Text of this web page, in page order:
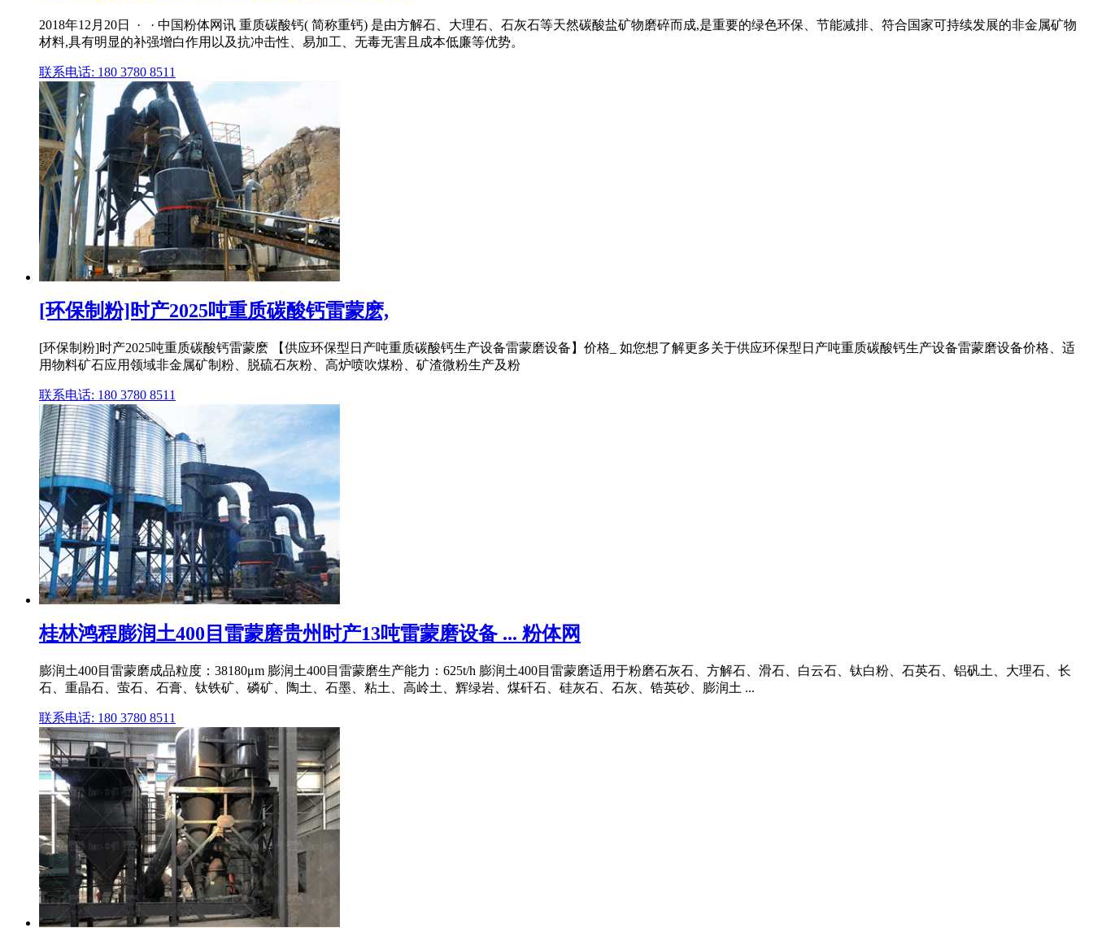
2018年12月20日 · · 中国粉体网讯 重质碳酸钙( 简称重钙) 是由方解石、大理石、石灰石等天然碳酸盐矿物磨碎而成,是重要的绿色环保、节能减排、符合国家可持续发展的非金属矿物
材料,具有明显的补强增白作用以及抗冲击性、易加工、无毒无害且成本低廉等优势。
联系电话: 180 3780 8511
[环保制粉]时产2025吨重质碳酸钙雷蒙麽,
[环保制粉]时产2025吨重质碳酸钙雷蒙麽 【供应环保型日产吨重质碳酸钙生产设备雷蒙磨设备】价格_ 如您想了解更多关于供应环保型日产吨重质碳酸钙生产设备雷蒙磨设备价格、适
用物料矿石应用领域非金属矿制粉、脱硫石灰粉、高炉喷吹煤粉、矿渣微粉生产及粉
联系电话: 180 3780 8511
桂林鸿程膨润土400目雷蒙磨贵州时产13吨雷蒙磨设备 ... 粉体网
膨润土400目雷蒙磨成品粒度：38180μm 膨润土400目雷蒙磨生产能力：625t/h 膨润土400目雷蒙磨适用于粉磨石灰石、方解石、滑石、白云石、钛白粉、石英石、铝矾土、大理石、长
石、重晶石、萤石、石膏、钛铁矿、磷矿、陶土、石墨、粘土、高岭土、辉绿岩、煤矸石、硅灰石、石灰、锆英砂、膨润土 ...
联系电话: 180 3780 8511